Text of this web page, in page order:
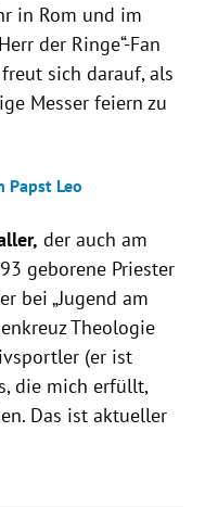
in Rom und im
der Ringe“-Fan
sich darauf, als
Messer feiern zu
Papst Leo
der auch am
geborene Priester
bei „Jugend am
Theologie
(er ist
die mich erfüllt,
Das ist aktueller